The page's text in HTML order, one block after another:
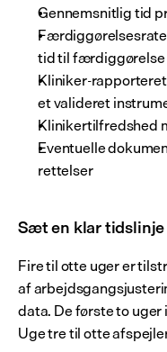
Gennemsnitlig tid
tid til færdiggørelse
Kliniker-
et valideret
Klinikertilfredshed
Eventuelle
rettelser
Sæt en klar tidslinje
Fire til otte uger er
af
data. De første to
Uge tre til otte